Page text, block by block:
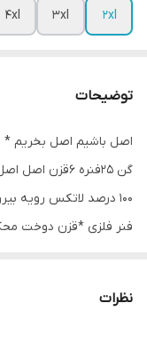
2xl
3xl
4xl
توضیحات
اصل باشیم اصل بخریم *
گن ۲۵فنره ۶قزن اصل اصل کلمبیا *
۱۰۰ درصد لاتکس رویه بیرونی چرمی *
فنر فلزی *قزن دوخت
نظرات